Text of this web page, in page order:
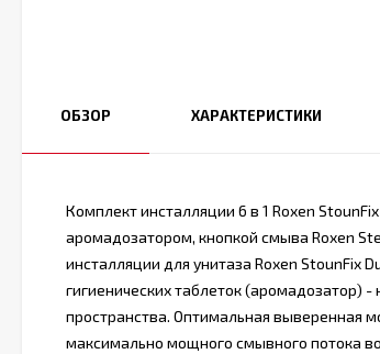
ОБЗОР ХАРАКТЕРИСТИКИ
Комплект инсталляции 6 в 1 Roxen
аромадозатором, кнопкой смыва Roxen
инсталляции для унитаза Roxen StounFix
гигиенических таблеток (аромадозатор)
пространства. Оптимальная выверенная
максимально мощного смывного потока